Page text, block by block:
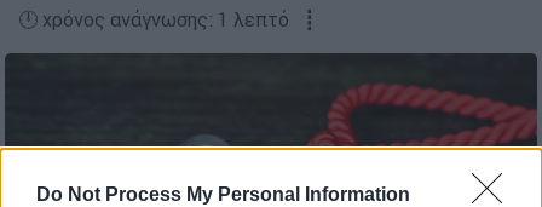
Do Not Process My Personal Information
🕛 χρόνος ανάγνωσης: 1 λεπτό ┋